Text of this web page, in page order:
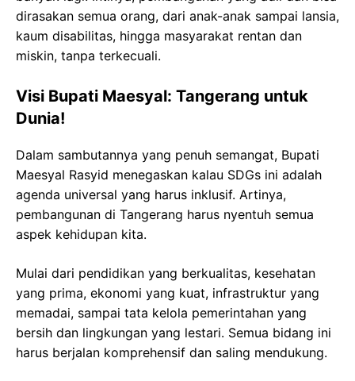
dirasakan semua orang, dari anak-anak sampai lansia,
kaum disabilitas, hingga masyarakat rentan dan
miskin, tanpa terkecuali.
Visi Bupati Maesyal: Tangerang untuk
Dunia!
Dalam sambutannya yang penuh semangat, Bupati
Maesyal Rasyid menegaskan kalau SDGs ini adalah
agenda universal yang harus inklusif. Artinya,
pembangunan di Tangerang harus nyentuh semua
aspek kehidupan kita.
Mulai dari pendidikan yang berkualitas, kesehatan
yang prima, ekonomi yang kuat, infrastruktur yang
memadai, sampai tata kelola pemerintahan yang
bersih dan lingkungan yang lestari. Semua bidang ini
harus berjalan komprehensif dan saling mendukung.